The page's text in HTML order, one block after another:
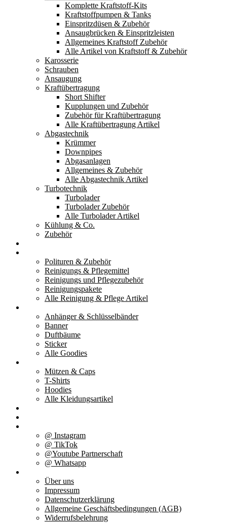
Komplette Kraftstoff-Kits
Kraftstoffpumpen & Tanks
Einspritzdüsen & Zubehör
Ansaugbrücken & Einspritzleisten
Allgemeines Kraftstoff Zubehör
Alle Artikel von Kraftstoff & Zubehör
Karosserie
Schrauben
Ansaugung
Kraftübertragung
Short Shifter
Kupplungen und Zubehör
Zubehör für Kraftübertragung
Alle Kraftübertragung Artikel
Abgastechnik
Krümmer
Downpipes
Abgasanlagen
Allgemeines & Zubehör
Alle Abgastechnik Artikel
Turbotechnik
Turbolader
Turbolader Zubehör
Alle Turbolader Artikel
Kühlung & Co.
Zubehör
Polituren & Zubehör
Reinigungs & Pflegemittel
Reinigungs und Pflegezubehör
Reinigungspakete
Alle Reinigung & Pflege Artikel
Anhänger & Schlüsselbänder
Banner
Duftbäume
Sticker
Alle Goodies
Mützen & Caps
T-Shirts
Hoodies
Alle Kleidungsartikel
@ Instagram
@ TikTok
@Youtube Partnerschaft
@ Whatsapp
Über uns
Impressum
Datenschutzerklärung
Allgemeine Geschäftsbedingungen (AGB)
Widerrufsbelehrung